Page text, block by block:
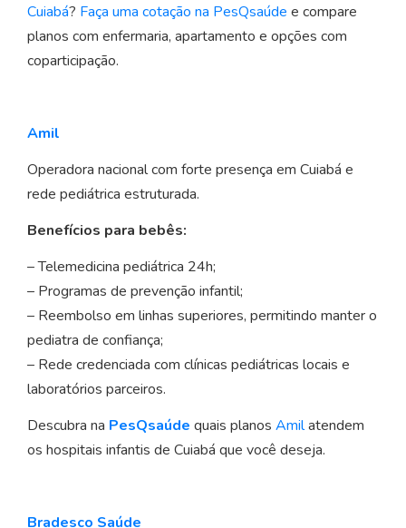
Cuiabá? Faça uma cotação na PesQsaúde e compare
planos com enfermaria, apartamento e opções com
coparticipação.
Amil
Operadora nacional com forte presença em Cuiabá e
rede pediátrica estruturada.
Benefícios para bebês:
– Telemedicina pediátrica 24h;
– Programas de prevenção infantil;
– Reembolso em linhas superiores, permitindo manter o
pediatra de confiança;
– Rede credenciada com clínicas pediátricas locais e
laboratórios parceiros.
Descubra na PesQsaúde quais planos Amilatendem
os hospitais infantis de Cuiabá que você deseja.
Bradesco Saúde